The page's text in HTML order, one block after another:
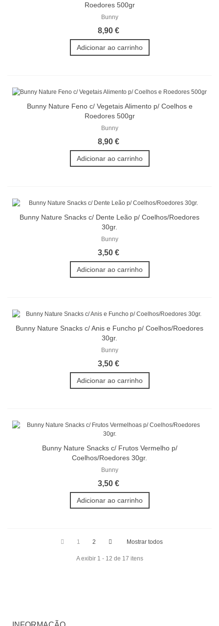
Roedores 500gr
Bunny
8,90 €
Adicionar ao carrinho
Bunny Nature Feno c/ Vegetais Alimento p/ Coelhos e
Roedores 500gr
Bunny
8,90 €
Adicionar ao carrinho
Bunny Nature Snacks c/ Dente Leão p/ Coelhos/Roedores
30gr.
Bunny
3,50 €
Adicionar ao carrinho
Bunny Nature Snacks c/ Anis e Funcho p/ Coelhos/Roedores
30gr.
Bunny
3,50 €
Adicionar ao carrinho
Bunny Nature Snacks c/ Frutos Vermelho p/
Coelhos/Roedores 30gr.
Bunny
3,50 €
Adicionar ao carrinho
1 2 Mostrar todos
A exibir 1 - 12 de 17 itens